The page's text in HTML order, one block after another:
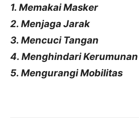
1. Memakai Masker
2. Menjaga Jarak
3. Mencuci Tangan
4. Menghindari Kerumunan
5. Mengurangi Mobilitas